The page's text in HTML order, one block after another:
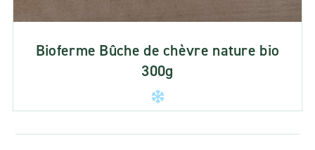
Bioferme Bûche de chèvre nature bio
300g